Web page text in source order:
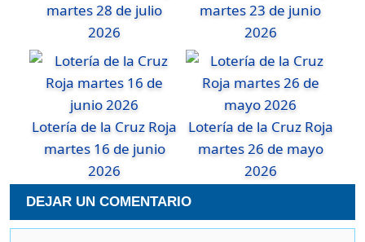
martes 28 de julio
2026
martes 23 de junio
2026
Lotería de la Cruz Roja
martes 16 de junio
2026
Lotería de la Cruz Roja
martes 26 de mayo
2026
DEJAR UN COMENTARIO